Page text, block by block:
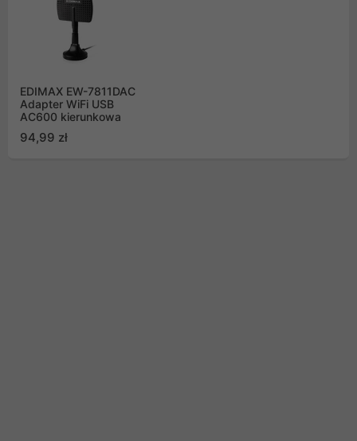
EDIMAX EW-7811DAC
Adapter WiFi USB
AC600 kierunkowa
94,99 zł